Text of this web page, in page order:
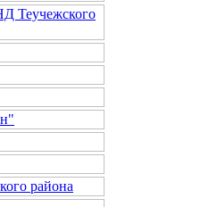
Теучежского
района